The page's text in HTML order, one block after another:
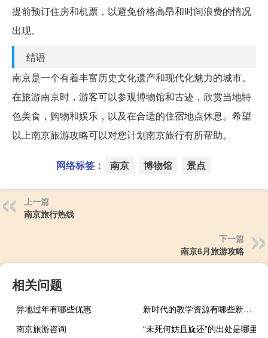
提前预订住房和机票，以避免价格高昂和时间浪费的情况
出现。
结语
南京是一个有着丰富历史文化遗产和现代化魅力的城市。
在旅游南京时，游客可以参观博物馆和古迹，欣赏当地特
色美食，购物和娱乐，以及在合适的住宿地点休息。希望
以上南京旅游攻略可以对您计划南京旅行有所帮助。
网络标签： 南京 博物馆 景点
上一篇
南京旅行热线
下一篇
南京6月旅游攻略
相关问题
异地过年有哪些优惠
新时代的教学资源有哪些新变化
南京旅游咨询
“未死何妨且旋还”的出处是哪里